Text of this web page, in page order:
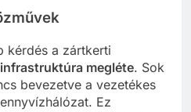
kérdés a zártkerti
infrastruktúra megléte. Sok
bevezetve a vezetékes
Ez